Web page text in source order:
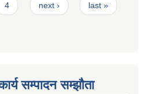
4 next › last »
सम्पादन सम्झौता